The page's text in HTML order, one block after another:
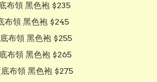
布領 黑色袍 $235
布領 黑色袍 $245
布領 黑色袍 $255
布領 黑色袍 $265
布領 黑色袍 $275